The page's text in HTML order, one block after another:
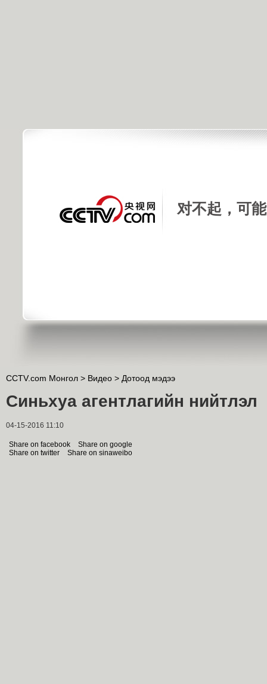
对不起，可
CCTV.com Монгол > Видео > Дотоод мэдээ
Синьхуа агентлагийн нийтлэл
04-15-2016 11:10
Share on facebook
Share on google
Share on twitter
Share on sinaweibo